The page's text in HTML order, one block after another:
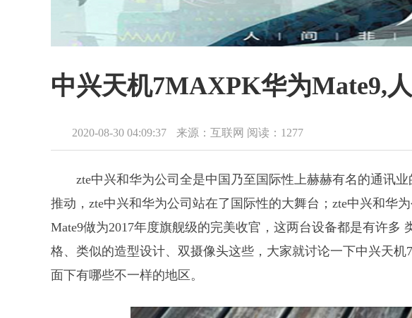
中兴天机7MAXPK华为Mate9,
2020-08-30 04:09:37 来源：互联网 阅读：1277
zte中兴和华为公司全是中国乃至国际性上赫赫有名的通讯
推动，zte中兴和华为公司站在了国际性的大舞台；zte中兴和华
Mate9做为2017年度旗舰级的完美收官，这两台设备都是有许多
格、类似的造型设计、双摄像头这些，大家就讨论一下中兴天机
面下有哪些不一样的地区。